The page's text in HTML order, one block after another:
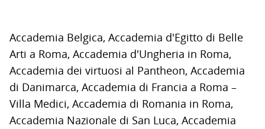
Accademia Belgica, Accademia d'Egitto di Belle
Arti a Roma, Accademia d'Ungheria in Roma,
Accademia dei virtuosi al Pantheon, Accademia
di Danimarca, Accademia di Francia a Roma –
Villa Medici, Accademia di Romania in Roma,
Accademia Nazionale di San Luca, Accademia